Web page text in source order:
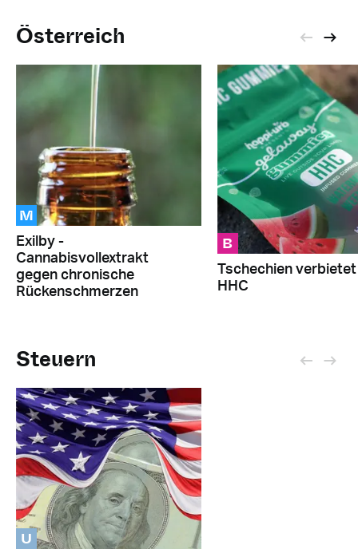
Österreich
M
Exilby -
Cannabisvollextrakt
gegen chronische
Rückenschmerzen
B
Tschechien verbietet
HHC
Steuern
U